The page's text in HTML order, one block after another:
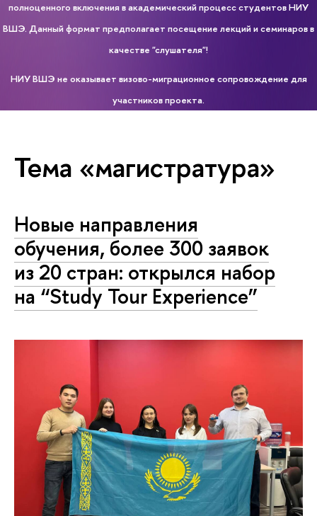
полноценного включения в академический процесс студентов НИУ
ВШЭ. Данный формат предполагает посещение лекций и семинаров в
качестве "слушателя"!
НИУ ВШЭ не оказывает визово-миграционное сопровождение для
участников проекта.
Тема «магистратура»
Новые направления
обучения, более 300 заявок
из 20 стран: открылся набор
на “Study Tour Experience”